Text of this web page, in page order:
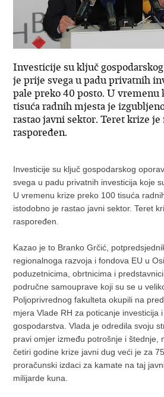
Investicije su ključ
je prije svega u padu privatnih
pale preko 40 posto. U vremenu
tisuća radnih mjesta je
rastao javni sektor. Teret krize
raspoređen.
Investicije su ključ gospodarskog
svega u padu privatnih investicija koje
U vremenu krize preko 100 tisuća
istodobno je rastao javni sektor. Teret
raspoređen.
Kazao je to Branko Grčić,
regionalnoga razvoja i fondova EU u
poduzetnicima, obrtnicima i
područne samouprave koji su se u
Poljoprivrednog fakulteta okupili na
mjera Vlade RH za poticanje investicija
gospodarstva. Vlada je odredila svoju
pravi omjer između potrošnje i štednje,
četiri godine krize javni dug veći je za
proračunski izdaci za kamate na taj
milijarde kuna.